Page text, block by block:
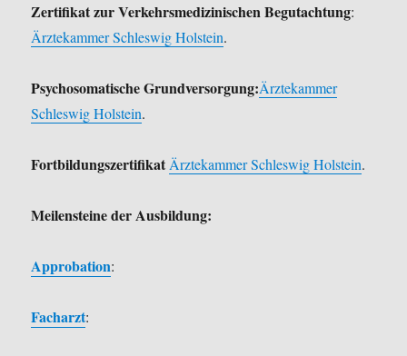
Zertifikat zur Verkehrsmedizinischen Begutachtung:
Ärztekammer Schleswig Holstein.
Psychosomatische Grundversorgung:Ärztekammer
Schleswig Holstein.
FortbildungszertifikatÄrztekammer Schleswig Holstein.
Meilensteine der Ausbildung:
Approbation:
Facharzt: